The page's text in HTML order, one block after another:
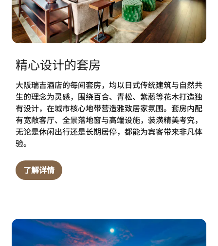
精心设计的套房
大阪瑞吉酒店的每间套房，均以日式传统建筑与自然共
生的理念为灵感，围绕百合、青松、紫藤等花木打造独
有设计，在城市核心地带营造雅致居家氛围。套房内配
有宽敞客厅、全景落地窗与高端设施，装潢精美考究，
无论是休闲出行还是长期居停，都能为宾客带来非凡体
验。
了解详情